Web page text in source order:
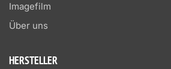
Imagefilm
Über uns
HERSTELLER